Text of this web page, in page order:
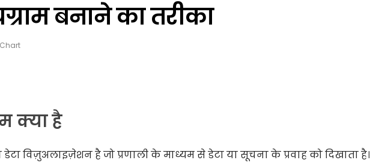
बनाने का तरीका
Chart
क्या है
विज़ुअलाइज़ेशन है जो प्रणाली के माध्यम से डेटा या सूचना के प्रवाह को दिखाता है।